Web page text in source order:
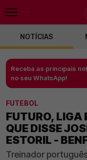
NOTÍCIAS
Receba as principais
no seu WhatsApp!
FUTEBOL
FUTURO, LIGA
QUE DISSE
ESTORIL -
Treinador